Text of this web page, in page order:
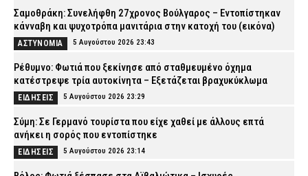
Σαμοθράκη: Συνελήφθη 27χρονος Βούλγαρος – Εντοπίστηκαν
κάνναβη και ψυχοτρόπα μανιτάρια στην κατοχή του (εικόνα)
ΑΣΤΥΝΟΜΙΑ 5 Αυγούστου 2026 23:43
Ρέθυμνο: Φωτιά που ξεκίνησε από σταθμευμένο όχημα
κατέστρεψε τρία αυτοκίνητα – Εξετάζεται βραχυκύκλωμα
ΕΙΔΗΣΕΙΣ 5 Αυγούστου 2026 23:29
Σύμη: Σε Γερμανό τουρίστα που είχε χαθεί με άλλους επτά
ανήκει η σορός που εντοπίστηκε
ΕΙΔΗΣΕΙΣ 5 Αυγούστου 2026 23:14